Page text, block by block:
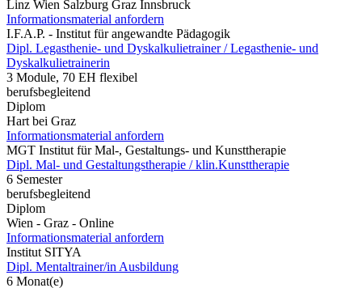
Linz Wien Salzburg Graz Innsbruck
Informationsmaterial anfordern
I.F.A.P. - Institut für angewandte Pädagogik
Dipl. Legasthenie- und Dyskalkulietrainer / Legasthenie- und
Dyskalkulietrainerin
3 Module, 70 EH flexibel
berufsbegleitend
Diplom
Hart bei Graz
Informationsmaterial anfordern
MGT Institut für Mal-, Gestaltungs- und Kunsttherapie
Dipl. Mal- und Gestaltungstherapie / klin.Kunsttherapie
6 Semester
berufsbegleitend
Diplom
Wien - Graz - Online
Informationsmaterial anfordern
Institut SITYA
Dipl. Mentaltrainer/in Ausbildung
6 Monat(e)